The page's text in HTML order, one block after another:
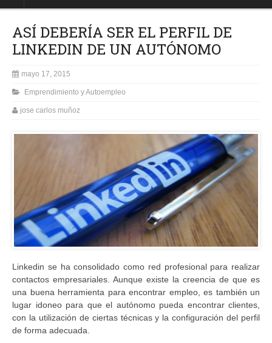
ASÍ DEBERÍA SER EL PERFIL DE
LINKEDIN DE UN AUTÓNOMO
mayo 17, 2015
Emprendimiento y Autoempleo
jose carlos muñoz
Linkedin se ha consolidado como red profesional para realizar
contactos empresariales. Aunque existe la creencia de que es
una buena herramienta para encontrar empleo, es también un
lugar idoneo para que el autónomo pueda encontrar clientes,
con la utilización de ciertas técnicas y la configuración del perfil
de forma adecuada.